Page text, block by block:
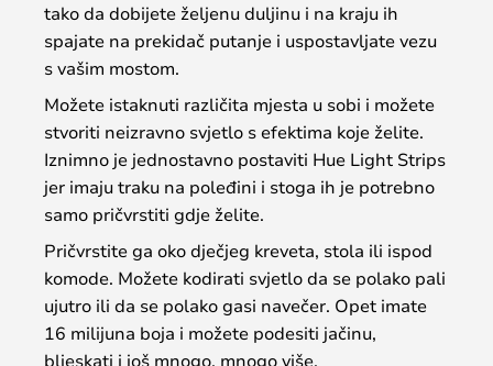
tako da dobijete željenu duljinu i na kraju ih
spajate na prekidač putanje i uspostavljate vezu
s vašim mostom.
Možete istaknuti različita mjesta u sobi i možete
stvoriti neizravno svjetlo s efektima koje želite.
Iznimno je jednostavno postaviti Hue Light Strips
jer imaju traku na poleđini i stoga ih je potrebno
samo pričvrstiti gdje želite.
Pričvrstite ga oko dječjeg kreveta, stola ili ispod
komode. Možete kodirati svjetlo da se polako pali
ujutro ili da se polako gasi navečer. Opet imate
16 milijuna boja i možete podesiti jačinu,
bljeskati i još mnogo, mnogo više.